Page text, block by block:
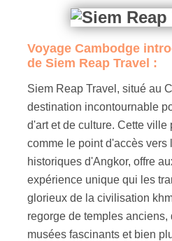
Voyage Cambodge
de Siem Reap Travel :
Siem Reap Travel, situé au
destination incontournable
d'art et de culture. Cette ville
comme le point d'accès vers
historiques d'Angkor, offre
expérience unique qui les
glorieux de la civilisation
regorge de temples anciens,
musées fascinants et bien